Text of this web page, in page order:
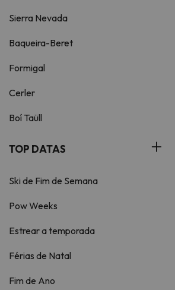
Sierra Nevada
Baqueira-Beret
Formigal
Cerler
Boí Taüll
TOP DATAS
Ski de Fim de Semana
Pow Weeks
Estrear a temporada
Férias de Natal
Fim de Ano